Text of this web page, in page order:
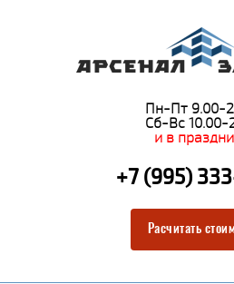
Пн-Пт 9.00-
Сб-Вс 10.00-
и в
+7 (995)
Расчитать